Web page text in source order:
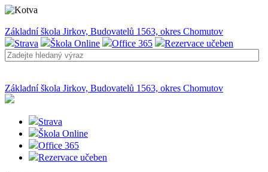
Základní škola Jirkov, Budovatelů 1563, okres Chomutov
Strava
Škola Online Office 365 Rezervace učeben
Základní škola Jirkov, Budovatelů 1563, okres Chomutov
Strava
Škola Online
Office 365
Rezervace učeben